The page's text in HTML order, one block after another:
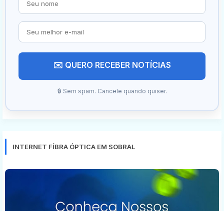
✉️ QUERO RECEBER NOTÍCIAS
🔒 Sem spam. Cancele quando quiser.
INTERNET FÍBRA ÓPTICA EM SOBRAL